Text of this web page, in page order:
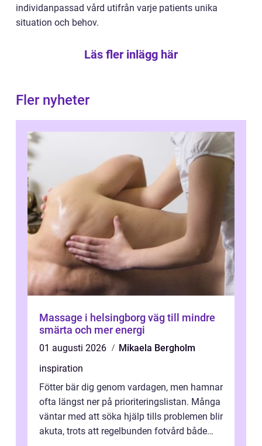
individanpassad vård utifrån varje patients unika
situation och behov.
Läs fler inlägg här
Fler nyheter
Massage i helsingborg väg till mindre
smärta och mer energi
01 augusti 2026
Mikaela Bergholm
inspiration
Fötter bär dig genom vardagen, men hamnar
ofta längst ner på prioriteringslistan. Många
väntar med att söka hjälp tills problemen blir
akuta, trots att regelbunden fotvård både